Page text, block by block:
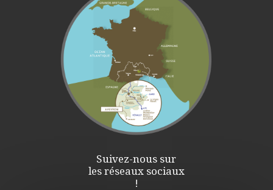
Suivez-nous sur
les réseaux sociaux
!